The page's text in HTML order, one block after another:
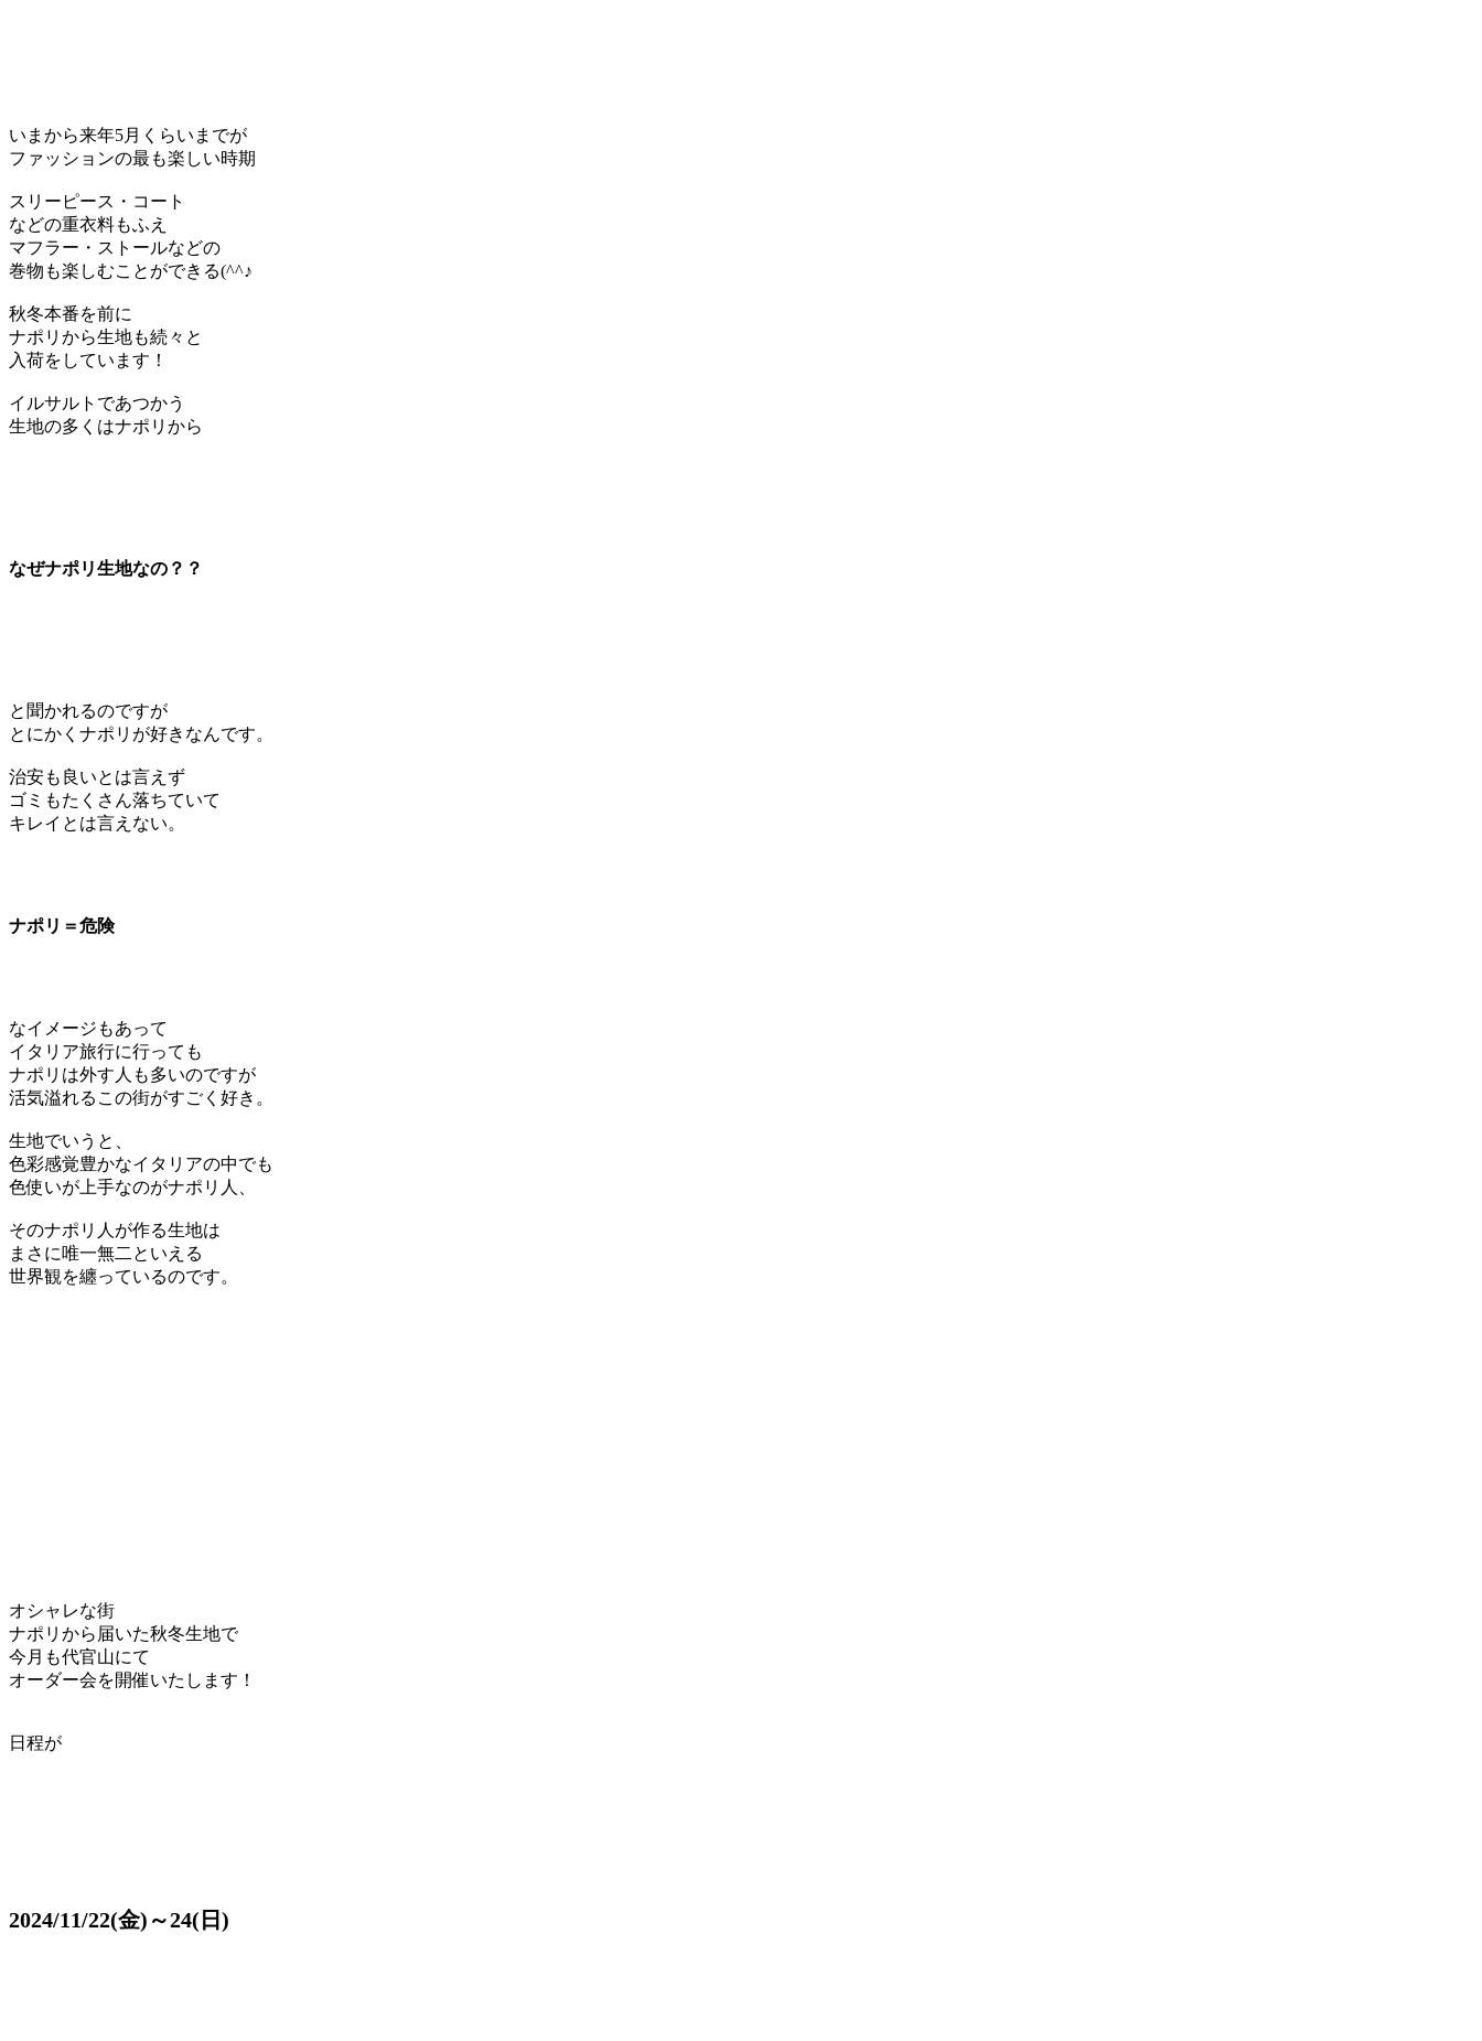
いまから来年5月くらいまでが
ファッションの最も楽しい時期
スリーピース・コート
などの重衣料もふえ
マフラー・ストールなどの
巻物も楽しむことができる(^^♪
秋冬本番を前に
ナポリから生地も続々と
入荷をしています！
イルサルトであつかう
生地の多くはナポリから
なぜナポリ生地なの？？
と聞かれるのですが
とにかくナポリが好きなんです。
治安も良いとは言えず
ゴミもたくさん落ちていて
キレイとは言えない。
ナポリ＝危険
なイメージもあって
イタリア旅行に行っても
ナポリは外す人も多いのですが
活気溢れるこの街がすごく好き。
生地でいうと、
色彩感覚豊かなイタリアの中でも
色使いが上手なのがナポリ人、
そのナポリ人が作る生地は
まさに唯一無二といえる
世界観を纏っているのです。
オシャレな街
ナポリから届いた秋冬生地で
今月も代官山にて
オーダー会を開催いたします！
日程が
2024/11/22(金)～24(日)